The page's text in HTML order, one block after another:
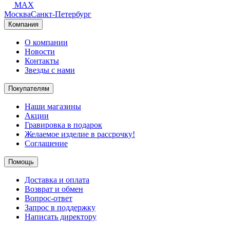
MAX
МоскваСанкт-Петербург
Компания
О компании
Новости
Контакты
Звезды с нами
Покупателям
Наши магазины
Акции
Гравировка в подарок
Желаемое изделие в рассрочку!
Соглашение
Помощь
Доставка и оплата
Возврат и обмен
Вопрос-ответ
Запрос в поддержку
Написать директору